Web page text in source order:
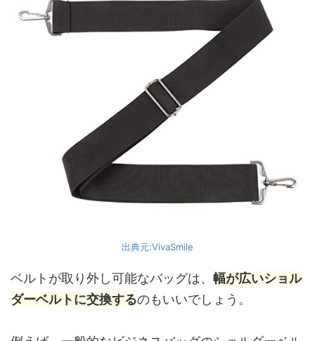
出典元:VivaSmile
ベルトが取り外し可能なバッグは、 幅が広いショル
ダーベルトに交換するのもいいでしょう。